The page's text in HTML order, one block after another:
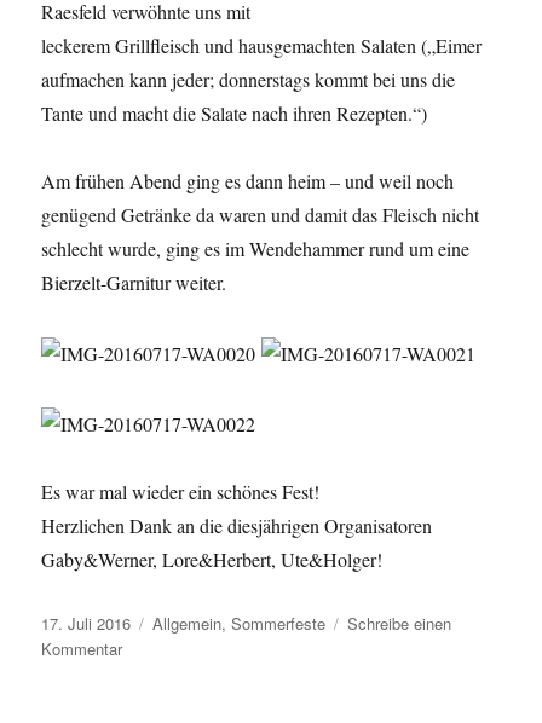
Raesfeld verwöhnte uns mit
leckerem Grillfleisch und hausgemachten Salaten („Eimer
aufmachen kann jeder; donnerstags kommt bei uns die
Tante und macht die Salate nach ihren Rezepten.“)
Am frühen Abend ging es dann heim – und weil noch
genügend Getränke da waren und damit das Fleisch nicht
schlecht wurde, ging es im Wendehammer rund um eine
Bierzelt-Garnitur weiter.
Es war mal wieder ein schönes Fest!
Herzlichen Dank an die diesjährigen Organisatoren
Gaby&Werner, Lore&Herbert, Ute&Holger!
Veröffentlicht
am
17. Juli 2016 Kategorien
Allgemein,Sommerfeste
Schreibe einen
Kommentarzu